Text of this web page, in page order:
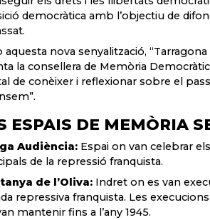
democràtica amb l’objectiu de
aquesta nova senyalització,
la consellera de Memòria
de conèixer i reflexionar sobre el
ESPAIS DE MEMÒRIA
Audiència: Espai on van celebrar
de la repressió franquista.
de l’Oliva: Indret on es van
repressiva franquista. Les
mantenir fins a l’any 1945.